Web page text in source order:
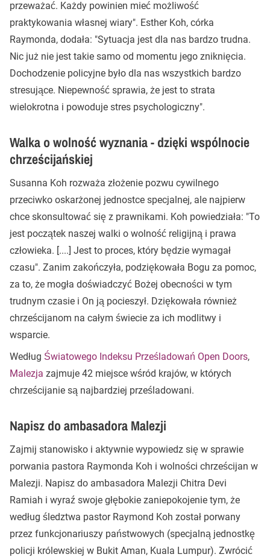
przeważać. Każdy powinien mieć możliwość
praktykowania własnej wiary". Esther Koh, córka
Raymonda, dodała: "Sytuacja jest dla nas bardzo trudna.
Nic już nie jest takie samo od momentu jego zniknięcia.
Dochodzenie policyjne było dla nas wszystkich bardzo
stresujące. Niepewność sprawia, że jest to strata
wielokrotna i powoduje stres psychologiczny".
Walka o wolność wyznania - dzięki wspólnocie
chrześcijańskiej
Susanna Koh rozważa złożenie pozwu cywilnego
przeciwko oskarżonej jednostce specjalnej, ale najpierw
chce skonsultować się z prawnikami. Koh powiedziała: "To
jest początek naszej walki o wolność religijną i prawa
człowieka. [....] Jest to proces, który będzie wymagał
czasu". Zanim zakończyła, podziękowała Bogu za pomoc,
za to, że mogła doświadczyć Bożej obecności w tym
trudnym czasie i On ją pocieszył. Dziękowała również
chrześcijanom na całym świecie za ich modlitwy i
wsparcie.
Według Światowego Indeksu Prześladowań Open Doors,
Malezja zajmuje 42 miejsce wśród krajów, w których
chrześcijanie są najbardziej prześladowani.
Napisz do ambasadora Malezji
Zajmij stanowisko i aktywnie wypowiedz się w sprawie
porwania pastora Raymonda Koh i wolności chrześcijan w
Malezji. Napisz do ambasadora Malezji Chitra Devi
Ramiah i wyraź swoje głębokie zaniepokojenie tym, że
według śledztwa pastor Raymond Koh został porwany
przez funkcjonariuszy państwowych (specjalną jednostkę
policji królewskiej w Bukit Aman, Kuala Lumpur). Zwrócić